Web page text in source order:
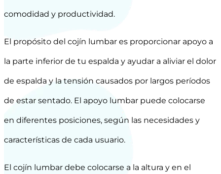
comodidad y productividad.
El propósito del cojín lumbar es proporcionar apoyo a
la parte inferior de tu espalda y ayudar a aliviar el dolor
de espalda y la tensión causados por largos períodos
de estar sentado. El apoyo lumbar puede colocarse
en diferentes posiciones, según las necesidades y
características de cada usuario.
El cojín lumbar debe colocarse a la altura y en el